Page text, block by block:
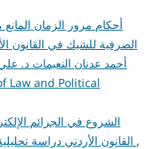
أحكام مرور الزمان
الصرفية للشيك في القانون
أحمد عدنان النعيمات د.
Law and Political
الشروع في الجرائم
,